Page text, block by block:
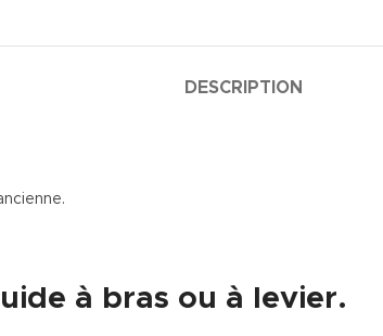
DESCRIPTION
à bras ou à levier.